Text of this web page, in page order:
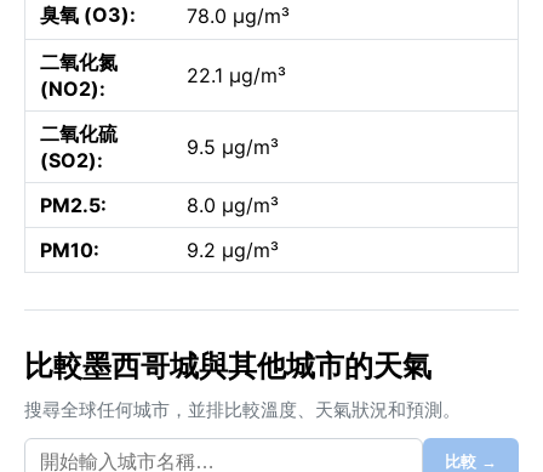
臭氧 (O3):
78.0 µg/m³
二氧化氮
(NO2):
22.1 µg/m³
二氧化硫
(SO2):
9.5 µg/m³
PM2.5:
8.0 µg/m³
PM10:
9.2 µg/m³
比較墨西哥城與其他城市的天氣
搜尋全球任何城市，並排比較溫度、天氣狀況和預測。
比較 →